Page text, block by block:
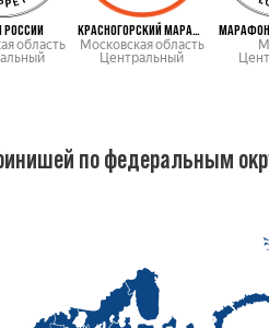
область
КРАСНОГОРСКИЙ МАРАФОН
Московская область
Центральный
по федеральным